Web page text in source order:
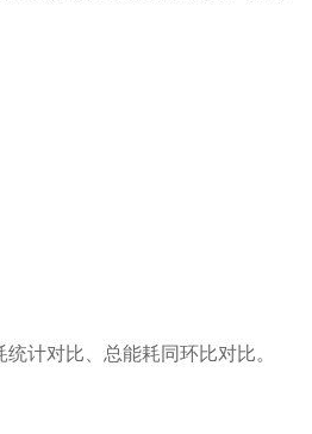
计对比、总能耗同环比对比。